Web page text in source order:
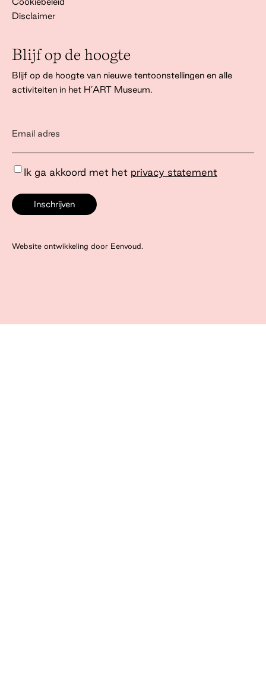
Disclaimer
Blijf op de hoogte
Blijf op de hoogte van nieuwe tentoonstellingen en alle
activiteiten in het H’ART Museum.
Ik ga akkoord met het privacy statement
Website ontwikkeling door Eenvoud.